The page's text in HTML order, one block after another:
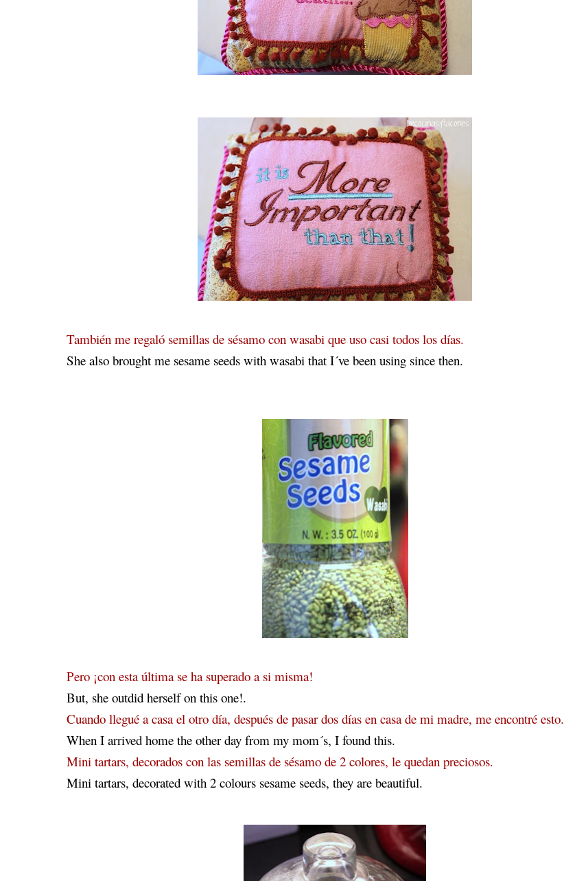
También me regaló semillas de sésamo con wasabi que uso casi todos los días.
She also brought me sesame seeds with wasabi that I´ve been using since then.
Pero ¡con esta última se ha superado a si misma!
But, she outdid herself on this one!.
Cuando llegué a casa el otro día, después de pasar dos días en casa de mi madre, me encontré esto.
When I arrived home the other day from my mom´s, I found this.
Mini tartars, decorados con las semillas de sésamo de 2 colores, le quedan preciosos.
Mini tartars, decorated with 2 colours sesame seeds, they are beautiful.